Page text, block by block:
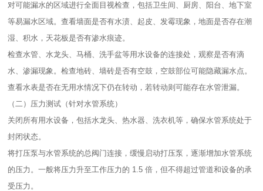
对可能漏水的区域进行全面目视检查，包括卫生间、厨房、阳台、地下室
等易漏水区域。查看墙面是否有水渍、起皮、发霉现象，地面是否存在潮
湿、积水，天花板是否有渗水痕迹。​
检查水管、水龙头、马桶、洗手盆等用水设备的连接处，观察是否有滴
水、渗漏现象。检查地砖、墙砖是否有空鼓，空鼓部位可能隐藏漏水点。​
查看水表是否在无用水情况下仍在转动，若转动则可能存在水管泄漏。​
（二）压力测试（针对水管系统）​
关闭所有用水设备，包括水龙头、热水器、洗衣机等，确保水管系统处于
封闭状态。​
将打压泵与水管系统的总阀门连接，缓慢启动打压泵，逐渐增加水管系统
的压力。一般将压力升至工作压力的 1.5 倍，但不得超过管道和设备的承
受压力。​